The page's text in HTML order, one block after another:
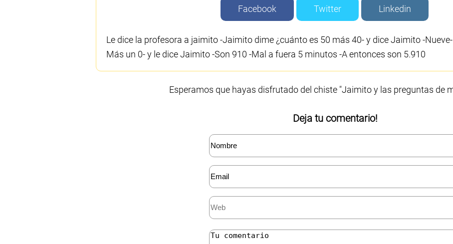
Facebook Twitter Linkedin
Le dice la profesora a jaimito -Jaimito dime ¿cuánto es 50 más 40- y dice Jaimito -
Más un 0- y le dice Jaimito -Son 910 -Mal a fuera 5 minutos -A entonces son 5.910
Esperamos que hayas disfrutado del chiste "Jaimito y las preguntas de
Deja tu comentario!